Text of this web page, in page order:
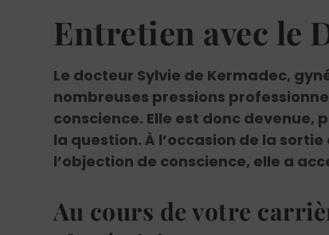
Entretien avec le
Le docteur Sylvie de Kermadec,
nombreuses pressions
conscience. Elle est donc
la question. À l’occasion de la
l’objection de conscience, elle a
Au cours de votre